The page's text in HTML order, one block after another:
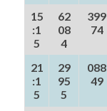
15
:1
5
62
08
4
399
74
21
:1
5
29
95
5
088
49